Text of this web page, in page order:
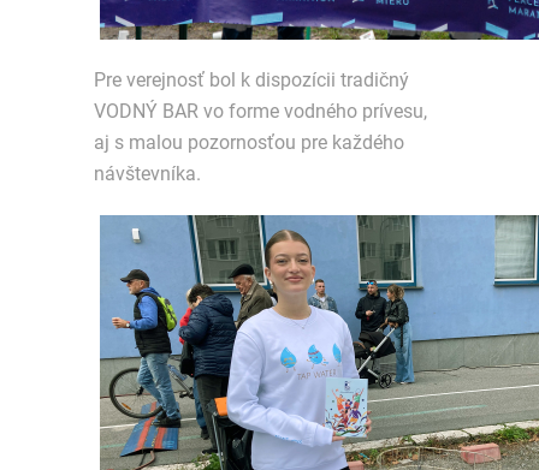
Pre verejnosť bol k dispozícii tradičný
VODNÝ BAR vo forme vodného prívesu,
aj s malou pozornosťou pre každého
návštevníka.